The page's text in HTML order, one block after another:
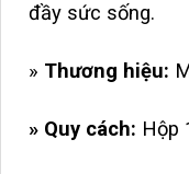
đầy sức sống.
» Thương hiệu:
» Quy cách: Hộp